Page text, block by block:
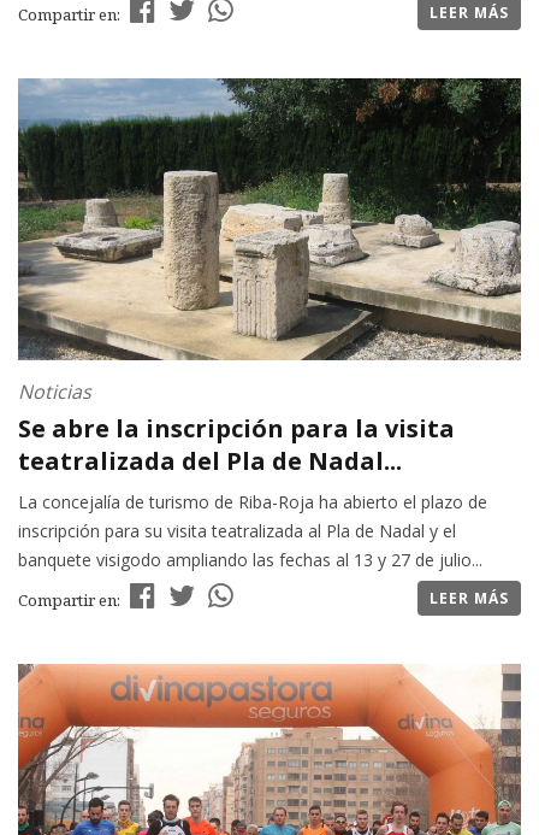
Compartir en: LEER MÁS
Noticias
Se abre la inscripción para la visita
teatralizada del Pla de Nadal...
La concejalía de turismo de Riba-Roja ha abierto el plazo de
inscripción para su visita teatralizada al Pla de Nadal y el
banquete visigodo ampliando las fechas al 13 y 27 de julio...
Compartir en: LEER MÁS